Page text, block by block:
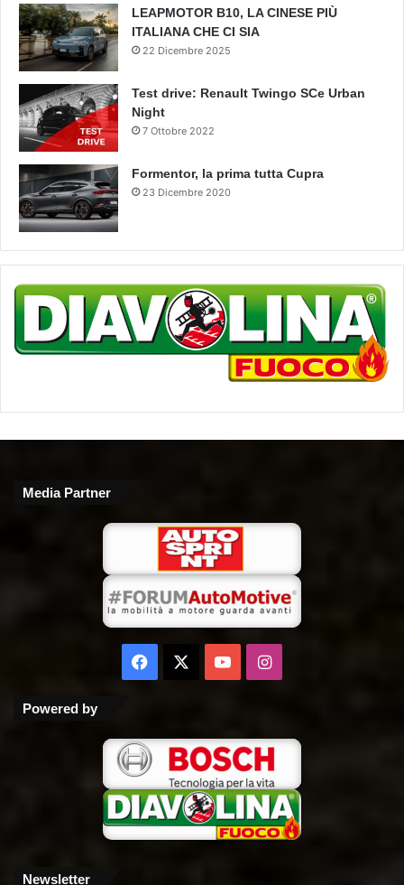
LEAPMOTOR B10, LA CINESE PIÙ
ITALIANA CHE CI SIA
22 Dicembre 2025
Test drive: Renault Twingo SCe Urban
Night
7 Ottobre 2022
Formentor, la prima tutta Cupra
23 Dicembre 2020
Media Partner
Facebook
You Instagram
Powered by
Newsletter